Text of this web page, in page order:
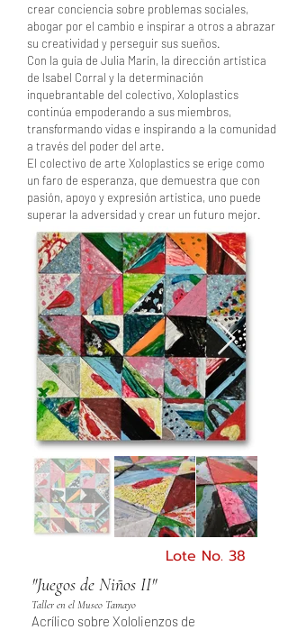
crear conciencia sobre problemas sociales,
abogar por el cambio e inspirar a otros a abrazar
su creatividad y perseguir sus sueños.
Con la guía de Julia Marín, la dirección artística
de Isabel Corral y la determinación
inquebrantable del colectivo, Xoloplastics
continúa empoderando a sus miembros,
transformando vidas e inspirando a la comunidad
a través del poder del arte.
El colectivo de arte Xoloplastics se erige como
un faro de esperanza, que demuestra que con
pasión, apoyo y expresión artística, uno puede
superar la adversidad y crear un futuro mejor.
Lote No. 38
"Juegos de Niños II"
Taller en el Museo Tamayo​
Acrílico sobre Xololienzos de